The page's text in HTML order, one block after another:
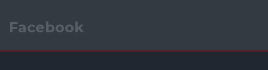
Facebook